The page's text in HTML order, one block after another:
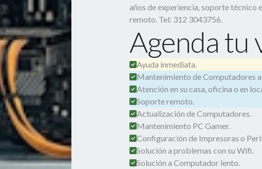
años de experiencia, soporte técnico
remoto. Tel: 312 3043756.
Agenda tu
Ayuda inmediata.
Mantenimiento de Computadores
Atención en su casa, oficina o en
Soporte remoto.
Actualización de Computadores.
Mantenimiento PC Gamer.
Configuración de Impresoras o
Solución a problemas con su Wifi.
Solución a Computador lento.